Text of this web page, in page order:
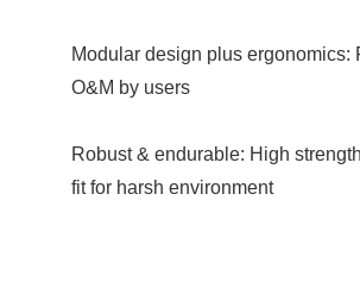
Modular design plus ergonomics:
O&M by users
Robust & endurable: High
fit for harsh environment